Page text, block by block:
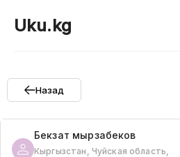
Uku.kg
Назад
Бекзат мырзабеков
Кыргызстан, Чуйская область,